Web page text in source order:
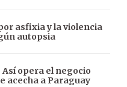
asfixia y la violencia
autopsia
opera el negocio
acecha a Paraguay